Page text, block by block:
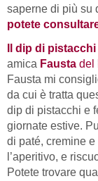
saperne di più su
potete
Il dip di pistacchi
amica Fausta del
Fausta mi
da cui è tratta
dip di pistacchi e
giornate estive.
di paté, cremine
l’aperitivo, e
Potete trovare